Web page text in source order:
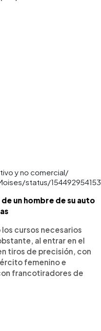
y no comercial/
status/
un hombre de su auto
cursos necesarios
al entrar en el
tiros de precisión, con
femenino e
francotiradores de